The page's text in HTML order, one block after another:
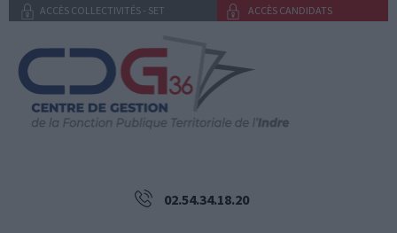
Aller
contenu
ACCÈS COLLECTIVITÉS - SET ACCÈS CANDIDATS
02.54.34.18.20